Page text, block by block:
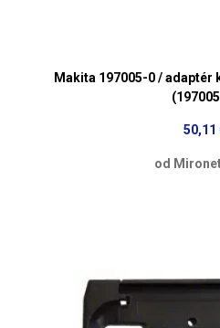
Makita 197005-0 / adaptér
50,11
od